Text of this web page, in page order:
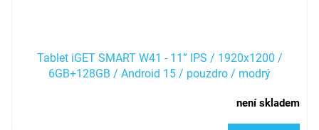
Tablet iGET SMART W41 - 11” IPS / 1920x1200 /
6GB+128GB / Android 15 / pouzdro / modrý
není skladem